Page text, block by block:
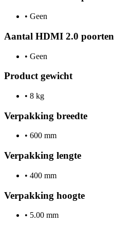
• Geen
Aantal HDMI 2.0 poorten
• Geen
Product gewicht
• 8 kg
Verpakking breedte
• 600 mm
Verpakking lengte
• 400 mm
Verpakking hoogte
• 5.00 mm